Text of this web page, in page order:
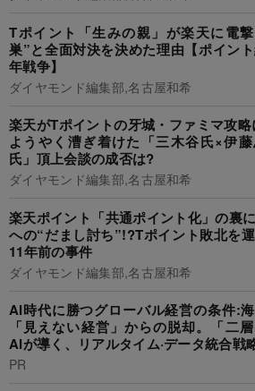
Tポイント「生みの親」が楽天に電
巣”と全面対決を決めた理由【ポイン
年戦争】
ダイヤモンド編集部,名古屋和希
楽天がTポイントの牙城・ファミマ攻
ようやく漕ぎ着けた「三木谷氏×伊
氏」頂上会談の成否は?
ダイヤモンド編集部,名古屋和希
楽天ポイント「共通ポイント化」の裏
への“だまし討ち”!?Tポイント敗北を
11年前の事件
ダイヤモンド編集部,名古屋和希
AI時代に勝つグローバル経営の条件:
「見えない経営」からの脱却。「二
AIが導く、リアルタイム·データ統合戦
PR